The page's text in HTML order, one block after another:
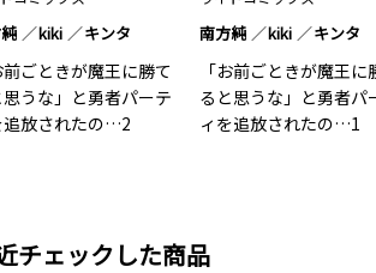
kiki キンタ
前ごときが魔王に勝て
うな」と勇者パーテ
追放されたの…2
南方純 kiki キンタ
「お前ごときが魔王に
ると思うな」と勇者パ
ィを追放されたの…1
チェックした商品